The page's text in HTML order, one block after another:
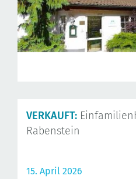
VERKAUFT:
Rabenstein
15. April 2026